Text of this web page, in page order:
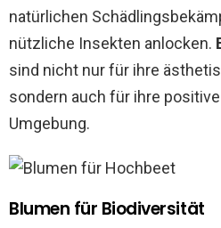
natürlichen
nützliche Insekten anlocken.
sind nicht nur für ihre
sondern auch für ihre
Umgebung.
Blumen für Biodiversität